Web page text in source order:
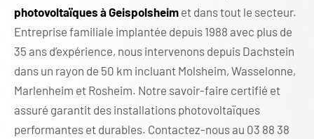
photovoltaïques à Geispolsheim et dans tout le secteur.
Entreprise familiale implantée depuis 1988 avec plus de
35 ans d’expérience, nous intervenons depuis Dachstein
dans un rayon de 50 km incluant Molsheim, Wasselonne,
Marlenheim et Rosheim. Notre savoir-faire certifié et
assuré garantit des installations photovoltaïques
performantes et durables. Contactez-nous au 03 88 38